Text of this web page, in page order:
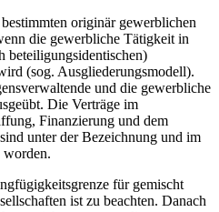
originär gewerblichen
die gewerbliche Tätigkeit in
beteiligungsidentischen)
(sog. Ausgliederungsmodell).
und die gewerbliche
Die Verträge im
Finanzierung und dem
unter der Bezeichnung und im
worden.
für gemischt
ist zu beachten. Danach